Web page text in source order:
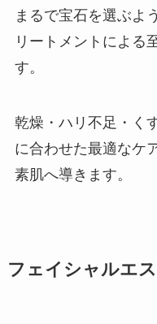
まるで宝石を選ぶよ
リートメントによる
す。
乾燥・ハリ不足・く
に合わせた最適なケ
素肌へ導きます。
フェイシャルエ